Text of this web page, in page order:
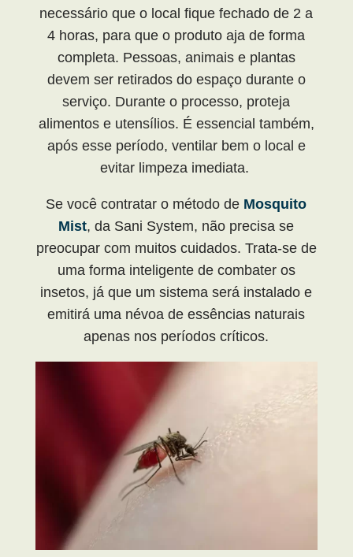
necessário que o local fique fechado de 2 a
4 horas, para que o produto aja de forma
completa. Pessoas, animais e plantas
devem ser retirados do espaço durante o
serviço. Durante o processo, proteja
alimentos e utensílios. É essencial também,
após esse período, ventilar bem o local e
evitar limpeza imediata.
Se você contratar o método de Mosquito
Mist, da Sani System, não precisa se
preocupar com muitos cuidados. Trata-se de
uma forma inteligente de combater os
insetos, já que um sistema será instalado e
emitirá uma névoa de essências naturais
apenas nos períodos críticos.